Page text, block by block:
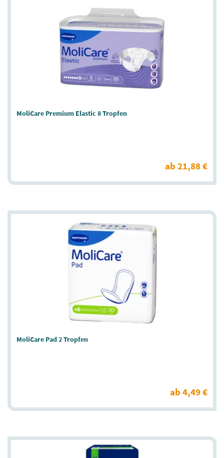
MoliCare Premium Elastic 8 Tropfen
ab 21,88 €
MoliCare Pad 2 Tropfen
ab 4,49 €